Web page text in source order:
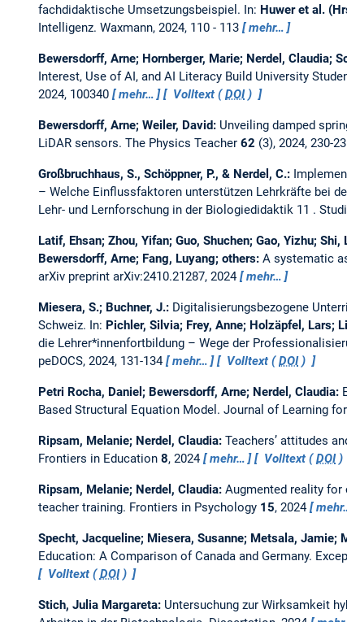
fachdidaktische Umsetzungsbeispiel. In: Huwer et al.
Intelligenz. Waxmann, 2024, 110 - 113
mehr…
Bewersdorff, Arne; Hornberger, Marie; Nerdel, Claudia;
Interest, Use of AI, and AI Literacy Build University
2024, 100340
mehr… Volltext (DOI)
Bewersdorff, Arne; Weiler, David: Unveiling damped
LiDAR sensors. The Physics Teacher 62 (3), 2024, 230-
Großbruchhaus, S., Schöppner, P., & Nerdel, C.:
– Welche Einflussfaktoren unterstützen Lehrkräfte bei
Lehr- und Lernforschung in der Biologiedidaktik 11 .
Latif, Ehsan; Zhou, Yifan; Guo, Shuchen; Gao, Yizhu;
Bewersdorff, Arne; Fang, Luyang; others: A systematic
arXiv preprint arXiv:2410.21287, 2024
mehr…
Miesera, S.; Buchner, J.: Digitalisierungsbezogene
Schweiz. In: Pichler, Silvia; Frey, Anne; Holzäpfel, Lars;
die Lehrer*innenfortbildung – Wege der
peDOCS, 2024, 131-134
mehr… Volltext (DOI)
Petri Rocha, Daniel; Bewersdorff, Arne; Nerdel, Claudia:
Based Structural Equation Model. Journal of Learning
Ripsam, Melanie; Nerdel, Claudia: Teachers’ attitudes
Frontiers in Education 8, 2024 mehr… Volltext (DOI)
Ripsam, Melanie; Nerdel, Claudia: Augmented reality
teacher training. Frontiers in Psychology 15, 2024
Specht, Jacqueline; Miesera, Susanne; Metsala, Jamie;
Education: A Comparison of Canada and Germany.
Volltext (DOI)
Stich, Julia Margareta: Untersuchung zur Wirksamkeit